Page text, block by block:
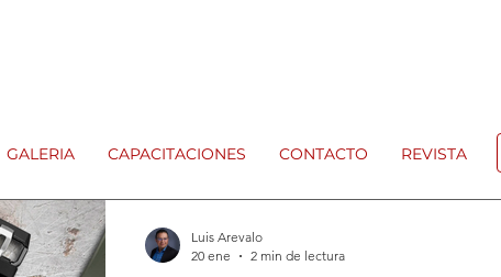
GALERIA CAPACITACIONES CONTACTO REVISTA
Luis Arevalo
20 ene
2 min de lectura